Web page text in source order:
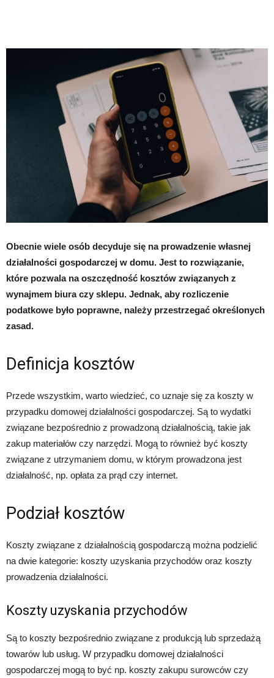
Obecnie wiele osób decyduje się na prowadzenie własnej
działalności gospodarczej w domu. Jest to rozwiązanie,
które pozwala na oszczędność kosztów związanych z
wynajmem biura czy sklepu. Jednak, aby rozliczenie
podatkowe było poprawne, należy przestrzegać określonych
zasad.
Definicja kosztów
Przede wszystkim, warto wiedzieć, co uznaje się za koszty w
przypadku domowej działalności gospodarczej. Są to wydatki
związane bezpośrednio z prowadzoną działalnością, takie jak
zakup materiałów czy narzędzi. Mogą to również być koszty
związane z utrzymaniem domu, w którym prowadzona jest
działalność, np. opłata za prąd czy internet.
Podział kosztów
Koszty związane z działalnością gospodarczą można podzielić
na dwie kategorie: koszty uzyskania przychodów oraz koszty
prowadzenia działalności.
Koszty uzyskania przychodów
Są to koszty bezpośrednio związane z produkcją lub sprzedażą
towarów lub usług. W przypadku domowej działalności
gospodarczej mogą to być np. koszty zakupu surowców czy